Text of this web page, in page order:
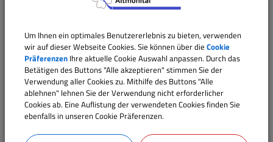
Angebot zur Nachmittagsbetreuung der
ab dem Schuljahr 2026/2027
04
Aufgabenverteilung an die
Gemeinderatsmitglieder
05 Bauanträge
Um Ihnen ein optimales Benutzererlebnis zu bieten, verwenden
wir auf dieser Webseite Cookies. Sie können über die Cookie
Präferenzen Ihre aktuelle Cookie Auswahl anpassen. Durch das
Betätigen des Buttons "Alle akzeptieren" stimmen Sie der
Verwendung aller Cookies zu. Mithilfe des Buttons "Alle
ablehnen" lehnen Sie der Verwendung nicht erforderlicher
Cookies ab. Eine Auflistung der verwendeten Cookies finden Sie
ebenfalls in unseren Cookie Präferenzen.